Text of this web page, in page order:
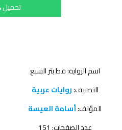
تحميل
اسم الرواية: قط بئر السبع
التصنيف:روايات عربية
المؤلف:أسامة العيسة